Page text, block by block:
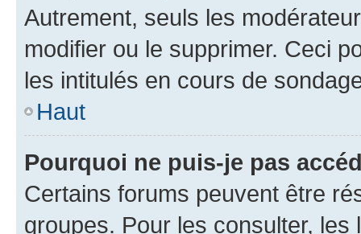
Autrement, seuls les
modifier ou le supprimer. Ceci
les intitulés en cours de
Haut
Pourquoi ne puis-je pas
Certains forums peuvent être
groupes. Pour les consulter,